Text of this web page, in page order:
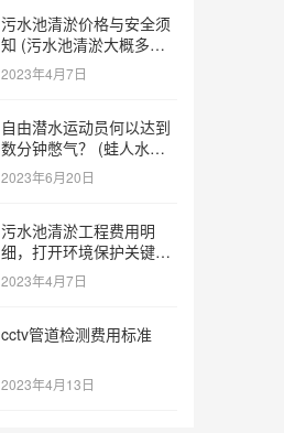
污水池清淤价格与安全须
知 (污水池清淤大概多少
一方)
2023年4月7日
自由潜水运动员何以达到
数分钟憋气？ (蛙人水下
憋气最长多久)
2023年6月20日
污水池清淤工程费用明
细，打开环境保护关键之
门 (污水池清淤工程报价
明细)
2023年4月7日
cctv管道检测费用标准
2023年4月13日